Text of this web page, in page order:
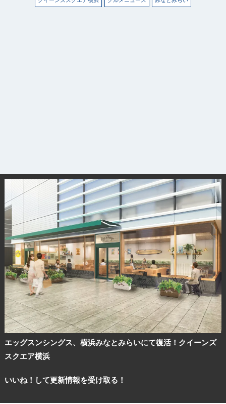
エッグスンシングス、横浜みなとみらいにて復活！クイーンズ
スクエア横浜
いいね！して更新情報を受け取る！